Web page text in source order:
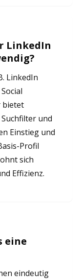
LinkedIn
LinkedIn
bietet
und
Einstieg und
Profil
sich
Effizienz.
eine
eindeutig